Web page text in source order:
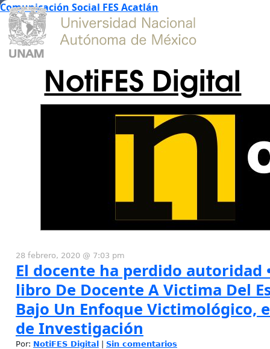
Comunicación Social FES Acatlán
NotiFES Digital
28 febrero, 2020 @ 7:03 pm
El docente ha perdido autoridad
libro De Docente A Victima Del
Bajo Un Enfoque Victimológico,
de Investigación
Por: NotiFES Digital Sin comentarios